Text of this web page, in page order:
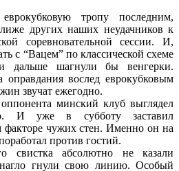
тропу последним,
других наших неудачников к
соревновательной сессии. И,
с “Вацем” по классической схеме
дальше шагнули бы венгерки.
вослед еврокубковым
звучат ежегодно.
минский клуб выглядел
И уже в субботу заставил
факторе чужих стен. Именно он на
против гостий.
свистка абсолютно не казали
гнули свою линию. Особый